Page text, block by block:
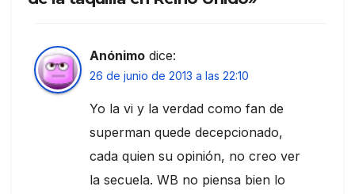
Anónimo dice:
26 de junio de 2013 a las 22:10
Yo la vi y la verdad como fan de
superman quede decepcionado,
cada quien su opinión, no creo ver
la secuela. WB no piensa bien lo